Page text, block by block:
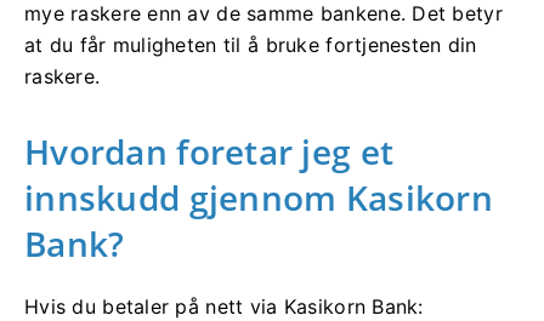
mye raskere enn av de samme bankene. Det betyr
at du får muligheten til å bruke fortjenesten din
raskere.
Hvordan foretar jeg et
innskudd gjennom Kasikorn
Bank?
Hvis du betaler på nett via Kasikorn Bank: